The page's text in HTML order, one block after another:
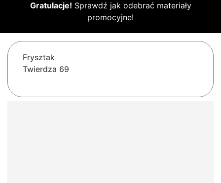
Gratulacje! Sprawdź jak odebrać materiały
promocyjne!
Frysztak
Twierdza 69